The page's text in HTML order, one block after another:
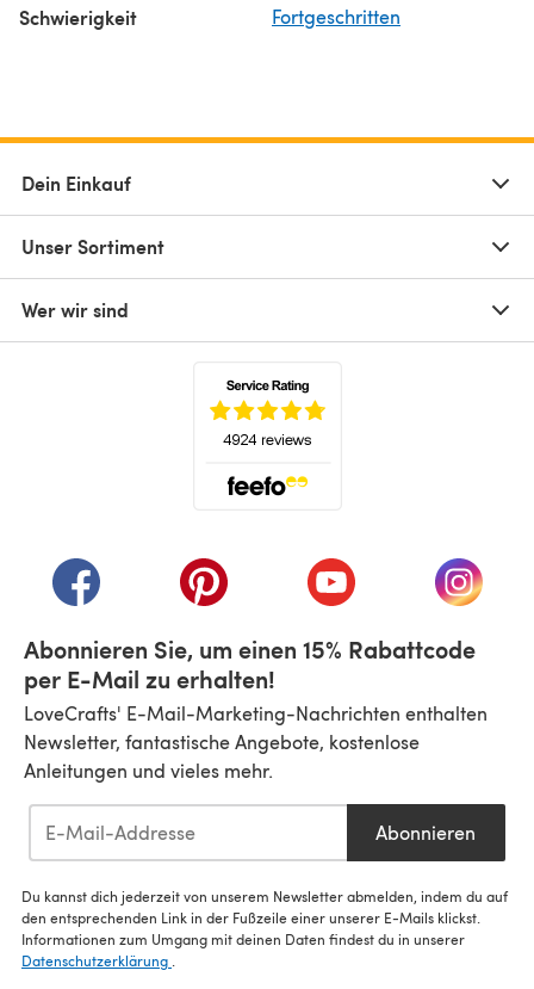
Schwierigkeit Fortgeschritten
Dein Einkauf
Unser Sortiment
Wer wir sind
(öffnet sich in einem neuen Tab)
(öffnet sich in einem neuen Tab)
(öffnet sich in einem
(öffnet
Abonnieren Sie, um einen 15% Rabattcode
per E-Mail zu erhalten!
LoveCrafts' E-Mail-Marketing-Nachrichten enthalten
Newsletter, fantastische Angebote, kostenlose
Anleitungen und vieles mehr.
Abonnieren
Du kannst dich jederzeit von unserem Newsletter abmelden, indem du auf
den entsprechenden Link in der Fußzeile einer unserer E-Mails klickst.
Informationen zum Umgang mit deinen Daten findest du in unserer
Datenschutzerklärung